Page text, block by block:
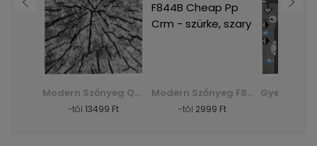
Modern Szőnyeg Q710A Luxury Pp Esm - fehér, biały
-tól 13499 Ft
Modern Szőnyeg F844B Cheap Pp Crm - szürke, szary
-tól 2999 Ft